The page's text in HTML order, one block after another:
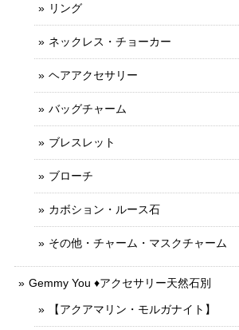
リング
ネックレス・チョーカー
ヘアアクセサリー
バッグチャーム
ブレスレット
ブローチ
カボション・ルース石
その他・チャーム・マスクチャーム
Gemmy You ♦︎アクセサリー天然石別
【アクアマリン・モルガナイト】